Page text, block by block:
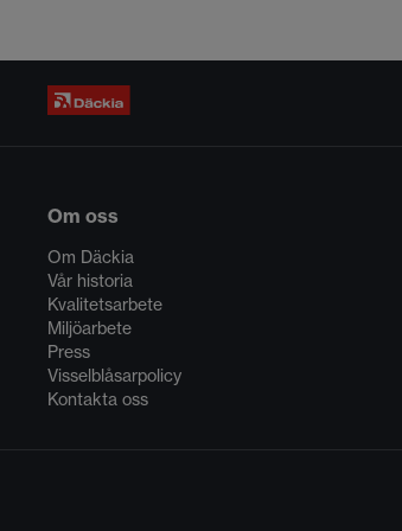
Om oss
Om Däckia
Vår historia
Kvalitetsarbete
Miljöarbete
Press
Visselblåsarpolicy
Kontakta oss